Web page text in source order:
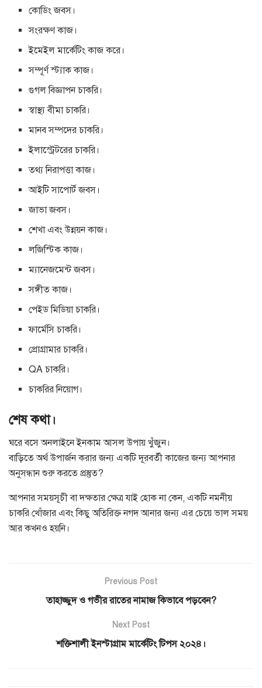
কোডিং জবস।
সংরক্ষণ কাজ।
ইমেইল মার্কেটিং কাজ করে।
সম্পূর্ণ স্ট্যাক কাজ।
গুগল বিজ্ঞাপন চাকরি।
স্বাস্থ্য বীমা চাকরি।
মানব সম্পদের চাকরি।
ইলাস্ট্রেটরের চাকরি।
তথ্য নিরাপত্তা কাজ।
আইটি সাপোর্ট জবস।
জাভা জবস।
শেখা এবং উন্নয়ন কাজ।
লজিস্টিক কাজ।
ম্যানেজমেন্ট জবস।
সঙ্গীত কাজ।
পেইড মিডিয়া চাকরি।
ফার্মেসি চাকরি।
প্রোগ্রামার চাকরি।
QA চাকরি।
চাকরির নিয়োগ।
শেষ কথা।
ঘরে বসে অনলাইনে ইনকাম আসল উপায় খুঁজুন।
বাড়িতে অর্থ উপার্জন করার জন্য একটি দূরবর্তী কাজের জন্য আপনার
অনুসন্ধান শুরু করতে প্রস্তুত?
আপনার সময়সূচী বা দক্ষতার ক্ষেত্র যাই হোক না কেন, একটি নমনীয়
চাকরি খোঁজার এবং কিছু অতিরিক্ত নগদ আনার জন্য এর চেয়ে ভাল সময়
আর কখনও হয়নি।
Previous Post
তাহাজ্জুদ ও গভীর রাতের নামাজ কিভাবে পড়বেন?
Next Post
শক্তিশালী ইনস্টাগ্রাম মার্কেটিং টিপস ২০২৪।